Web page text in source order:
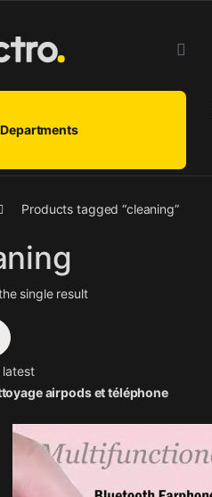
Products tagged “cleaning”
single result
airpods et téléphone